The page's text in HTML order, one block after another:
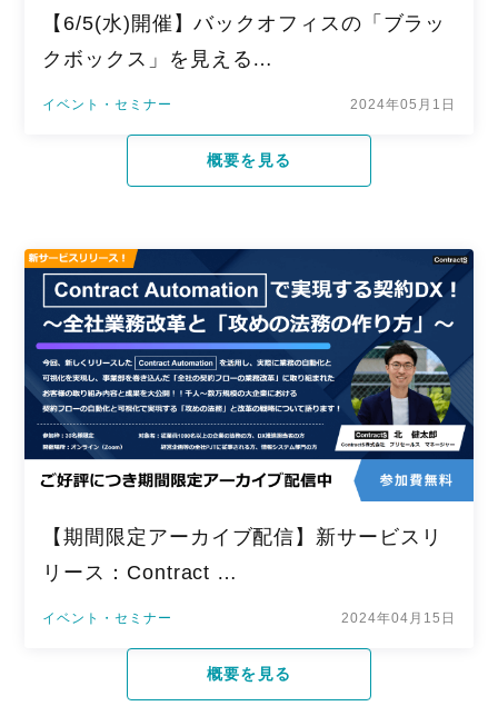
【6/5(水)開催】バックオフィスの「ブラッ
クボックス」を見える…
イベント・セミナー 2024年05月1日
概要を見る
【期間限定アーカイブ配信】新サービスリ
リース：Contract …
イベント・セミナー 2024年04月15日
概要を見る